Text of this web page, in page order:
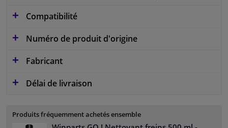
Compatibilité
Numéro de produit d'origine
Fabricant
Délai de livraison
Produits fréquemment achetés ensemble